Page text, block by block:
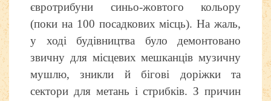
євротрибуни синьо-жовтого кольору
(поки на 100 посадкових місць). На жаль,
у ході будівництва було демонтовано
звичну для місцевих мешканців музичну
мушлю, зникли й бігові доріжки та
сектори для метань і стрибків. З причин